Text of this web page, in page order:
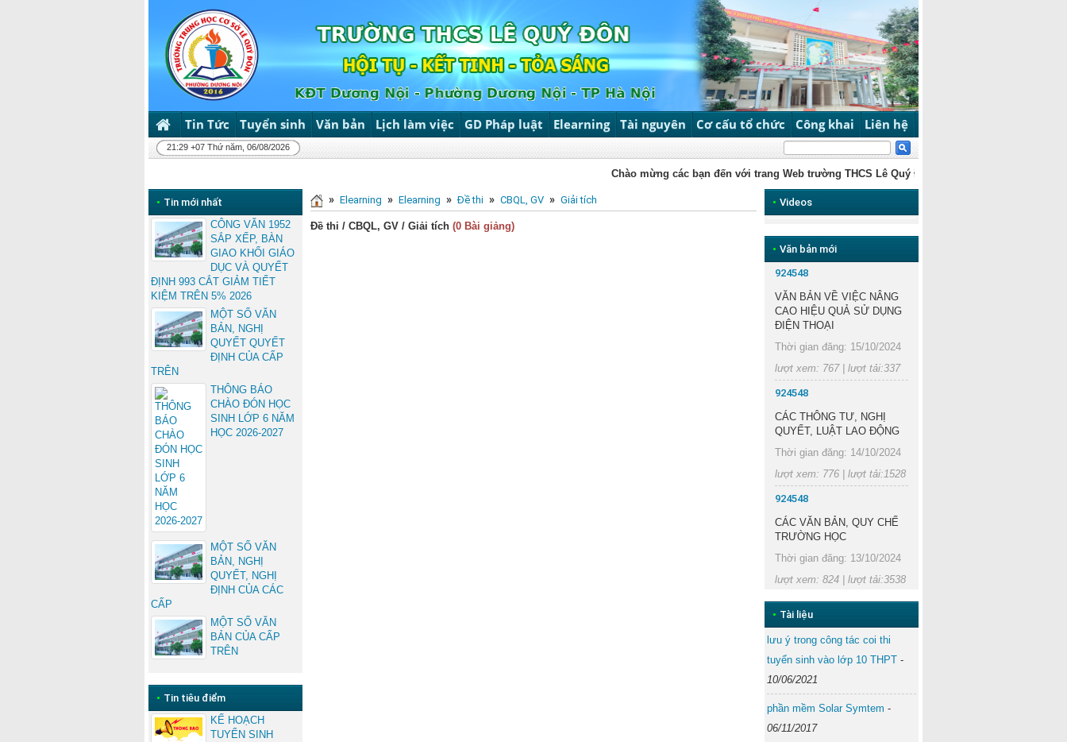
Tin Tức Tuyển sinh Văn bản Lịch làm việc GD Pháp luật Elearning Tài nguyên Cơ cấu tổ chức Công khai Liên hệ
21:29 +07 Thứ năm, 06/08/2026
Chào mừng các bạn đến với trang Web trường THCS Lê Quý Đôn, Dương Nội, Hà Nội
» Elearning » Elearning » Đề thi » CBQL, GV » Giải tích
Đề thi / CBQL, GV / Giải tích(0 Bài giảng)
• Videos
• Văn bản mới
924548
VĂN BẢN VỀ VIỆC NÂNG
CAO HIỆU QUẢ SỬ DỤNG
ĐIỆN THOẠI
Thời gian đăng: 15/10/2024
lượt xem: 767 | lượt tải:337
924548
CÁC THÔNG TƯ, NGHỊ
QUYẾT, LUẬT LAO ĐỘNG
Thời gian đăng: 14/10/2024
lượt xem: 776 | lượt tải:1528
924548
CÁC VĂN BẢN, QUY CHẾ
TRƯỜNG HỌC
Thời gian đăng: 13/10/2024
lượt xem: 824 | lượt tải:3538
• Tài liệu
lưu ý trong công tác coi thi
tuyển sinh vào lớp 10 THPT-
10/06/2021
phần mềm Solar Symtem -
06/11/2017
• Tin mới nhất
CÔNG VĂN 1952
SẮP XẾP, BÀN
GIAO KHỐI GIÁO
DỤC VÀ QUYẾT
ĐỊNH 993 CẮT GIẢM TIẾT
KIỆM TRÊN 5% 2026
MỘT SỐ VĂN
BẢN, NGHỊ
QUYẾT QUYẾT
ĐỊNH CỦA CẤP
TRÊN
THÔNG BÁO
CHÀO ĐÓN HỌC
SINH LỚP 6 NĂM
HỌC 2026-2027
MỘT SỐ VĂN
BẢN, NGHỊ
QUYẾT, NGHỊ
ĐỊNH CỦA CÁC
CẤP
MỘT SỐ VĂN
BẢN CỦA CẤP
TRÊN
• Tin tiêu điểm
KẾ HOẠCH
TUYỂN SINH